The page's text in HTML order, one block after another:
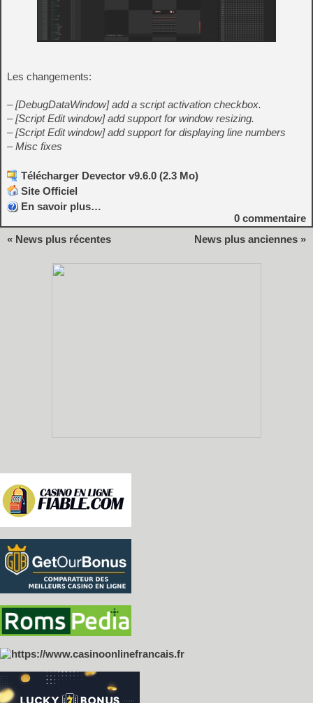
Les changements:
– [DebugDataWindow] add a script activation checkbox.
– [Script Edit window] add support for window resizing.
– [Script Edit window] add support for displaying line numbers
– Misc fixes
Télécharger Devector v9.6.0 (2.3 Mo)
Site Officiel
En savoir plus…
0 commentaire
« News plus récentes
News plus anciennes »